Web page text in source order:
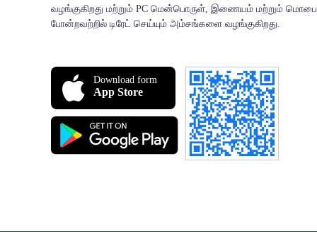
வழங்குகிறது மற்றும் PC மென்பொருள், இணையம் மற்றும்
போன்றவற்றில் டிரேட் செய்யும் அம்சங்களை வழங்குகிறது.